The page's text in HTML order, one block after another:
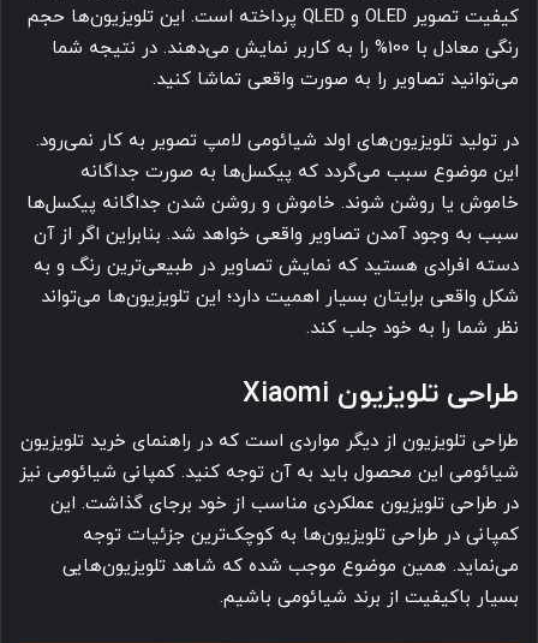
کیفیت تصویر OLED و QLED پرداخته است. این تلویزیون‌ها حجم
رنگی معادل با 100% را به کاربر نمایش می‌دهند. در نتیجه شما
می‌توانید تصاویر را به صورت واقعی تماشا کنید.
در تولید تلویزیون‌های اولد شیائومی لامپ تصویر به کار نمی‌رود.
این موضوع سبب می‌گردد که پیکسل‌ها به صورت جداگانه
خاموش یا روشن شوند. خاموش و روشن شدن جداگانه پیکسل‌ها
سبب به وجود آمدن تصاویر واقعی خواهد شد. بنابراین اگر از آن
دسته افرادی هستید که نمایش تصاویر در طبیعی‌ترین رنگ و به
شکل واقعی برایتان بسیار اهمیت دارد؛ این تلویزیون‌ها می‌تواند
نظر شما را به خود جلب کند.
طراحی تلویزیون Xiaomi
طراحی تلویزیون از دیگر مواردی است که در راهنمای خرید تلویزیون
شیائومی این محصول باید به آن توجه کنید. کمپانی شیائومی نیز
در طراحی تلویزیون عملکردی مناسب از خود برجای گذاشت. این
کمپانی در طراحی تلویزیون‌ها به کوچک‌ترین جزئیات توجه
می‌نماید. همین موضوع موجب شده که شاهد تلویزیون‌هایی
بسیار باکیفیت از برند شیائومی باشیم.